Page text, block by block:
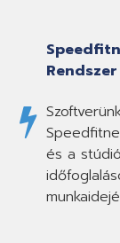
Rendszer
és a